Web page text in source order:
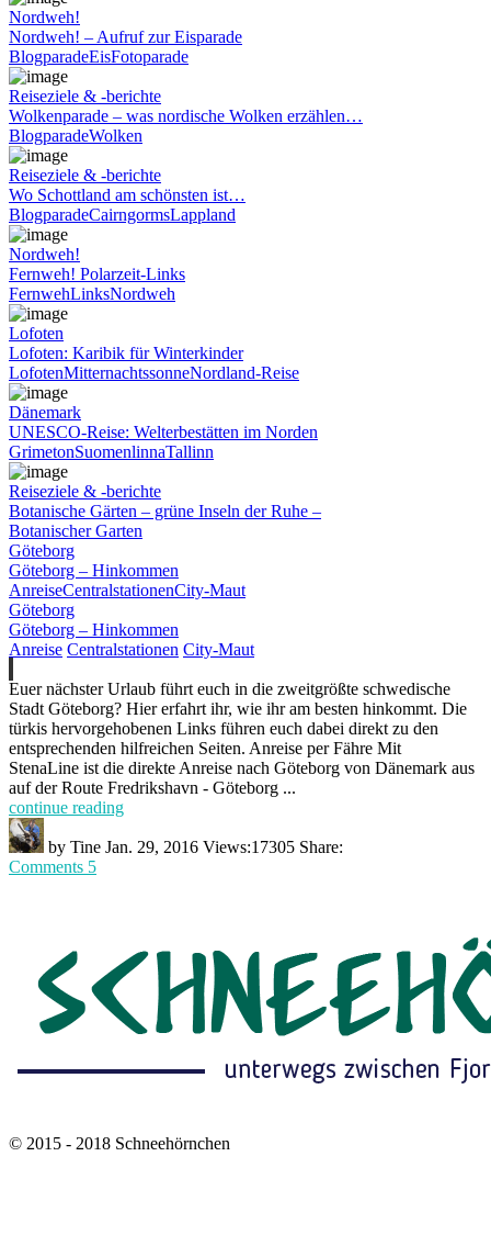
Nordweh!
Nordweh! – Aufruf zur Eisparade
BlogparadeEisFotoparade
Reiseziele & -berichte
Wolkenparade – was nordische Wolken erzählen…
BlogparadeWolken
Reiseziele & -berichte
Wo Schottland am schönsten ist…
BlogparadeCairngormsLappland
Nordweh!
Fernweh! Polarzeit-Links
FernwehLinksNordweh
Lofoten
Lofoten: Karibik für Winterkinder
LofotenMitternachtssonneNordland-Reise
Dänemark
UNESCO-Reise: Welterbestätten im Norden
GrimetonSuomenlinnaTallinn
Reiseziele & -berichte
Botanische Gärten – grüne Inseln der Ruhe –
Botanischer Garten
Göteborg
Göteborg – Hinkommen
AnreiseCentralstationenCity-Maut
Göteborg
Göteborg – Hinkommen
Anreise Centralstationen City-Maut
Euer nächster Urlaub führt euch in die zweitgrößte schwedische
Stadt Göteborg? Hier erfahrt ihr, wie ihr am besten hinkommt. Die
türkis hervorgehobenen Links führen euch dabei direkt zu den
entsprechenden hilfreichen Seiten. Anreise per Fähre Mit
StenaLine ist die direkte Anreise nach Göteborg von Dänemark aus
auf der Route Fredrikshavn - Göteborg ...
continue reading
by Tine Jan. 29, 2016 Views:17305 Share:
Comments 5
© 2015 - 2018 Schneehörnchen